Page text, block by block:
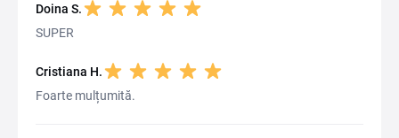
Doina S.
SUPER
Cristiana H.
Foarte mulțumită.